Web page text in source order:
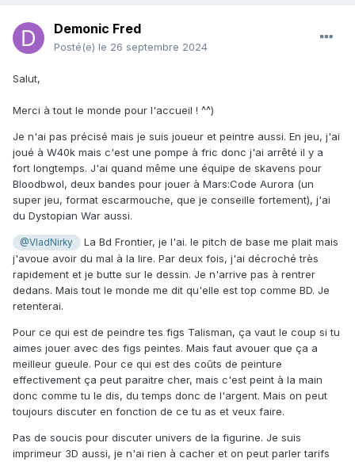
Demonic Fred
Posté(e) le 26 septembre 2024
Salut,
Merci à tout le monde pour l'accueil ! ^^)
Je n'ai pas précisé mais je suis joueur et peintre aussi. En jeu, j'ai
joué à W40k mais c'est une pompe à fric donc j'ai arrêté il y a
fort longtemps. J'ai quand même une équipe de skavens pour
Bloodbwol, deux bandes pour jouer à Mars:Code Aurora (un
super jeu, format escarmouche, que je conseille fortement), j'ai
du Dystopian War aussi.
@VladNirky
La Bd Frontier, je l'ai. le pitch de base me plait mais
j'avoue avoir du mal à la lire. Par deux fois, j'ai décroché très
rapidement et je butte sur le dessin. Je n'arrive pas à rentrer
dedans. Mais tout le monde me dit qu'elle est top comme BD. Je
retenterai.
Pour ce qui est de peindre tes figs Talisman, ça vaut le coup si tu
aimes jouer avec des figs peintes. Mais faut avouer que ça a
meilleur gueule. Pour ce qui est des coûts de peinture
effectivement ça peut paraitre cher, mais c'est peint à la main
donc comme tu le dis, du temps donc de l'argent. Mais on peut
toujours discuter en fonction de ce tu as et veux faire.
Pas de soucis pour discuter univers de la figurine. Je suis
imprimeur 3D aussi, je n'ai rien à cacher et on peut parler tarifs